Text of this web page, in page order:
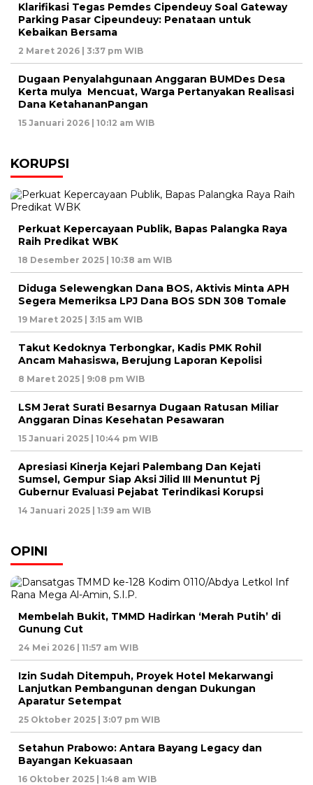
Klarifikasi Tegas Pemdes Cipendeuy Soal Gateway
Parking Pasar Cipeundeuy: Penataan untuk
Kebaikan Bersama
2 Maret 2026 | 3:37 pm WIB
Dugaan Penyalahgunaan Anggaran BUMDes Desa
Kerta mulya Mencuat, Warga Pertanyakan Realisasi
Dana KetahananPangan
15 Januari 2026 | 10:12 am WIB
KORUPSI
Perkuat Kepercayaan Publik, Bapas Palangka Raya
Raih Predikat WBK
18 Desember 2025 | 10:38 am WIB
Diduga Selewengkan Dana BOS, Aktivis Minta APH
Segera Memeriksa LPJ Dana BOS SDN 308 Tomale
19 Maret 2025 | 3:15 am WIB
Takut Kedoknya Terbongkar, Kadis PMK Rohil
Ancam Mahasiswa, Berujung Laporan Kepolisi
8 Maret 2025 | 9:08 pm WIB
LSM Jerat Surati Besarnya Dugaan Ratusan Miliar
Anggaran Dinas Kesehatan Pesawaran
15 Januari 2025 | 10:44 pm WIB
Apresiasi Kinerja Kejari Palembang Dan Kejati
Sumsel, Gempur Siap Aksi Jilid III Menuntut Pj
Gubernur Evaluasi Pejabat Terindikasi Korupsi
14 Januari 2025 | 1:39 am WIB
OPINI
Membelah Bukit, TMMD Hadirkan ‘Merah Putih’ di
Gunung Cut
24 Mei 2026 | 11:57 am WIB
Izin Sudah Ditempuh, Proyek Hotel Mekarwangi
Lanjutkan Pembangunan dengan Dukungan
Aparatur Setempat
25 Oktober 2025 | 3:07 pm WIB
Setahun Prabowo: Antara Bayang Legacy dan
Bayangan Kekuasaan
16 Oktober 2025 | 1:48 am WIB